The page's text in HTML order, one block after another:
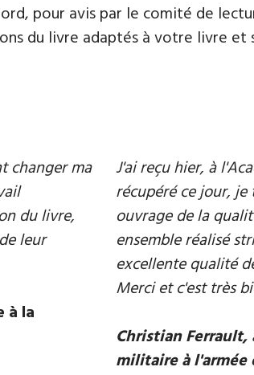
pour avis par le comité de
du livre adaptés à votre livre
changer ma
du livre,
leur
à la
J'ai reçu hier, à
récupéré ce jour,
ouvrage de la
ensemble réalisé
excellente qualité
Merci et c'est très
Christian
militaire à l'armée